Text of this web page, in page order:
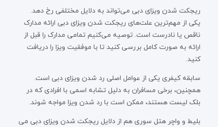
ریجکت شدن ویزای دبی می‌تواند به دلایل مختلفی رخ دهد.
یکی از مهم‌ترین علت‌های ریجکت شدن ویزای دبی ارائه مدارک
ناقص یا نادرست است. توصیه می‌کنیم تمامی مدارک را قبل از
ارائه به صورت کامل بررسی کنید تا با موفقیت ویزا را دریافت
کنید.
سابقه کیفری یکی از عوامل اصلی رد شدن ویزای دبی است.
همچنین، برخی مسافران به دلیل تشابه اسمی با افرادی که در
بلک لیست هستند، ممکن است با رد شدن ویزا مواجه شوند.
بلیط و واچر هتل سوری هم از دلایل ریجکت شدن ویزای دبی می